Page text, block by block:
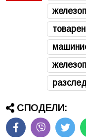
СПОДЕЛИ: